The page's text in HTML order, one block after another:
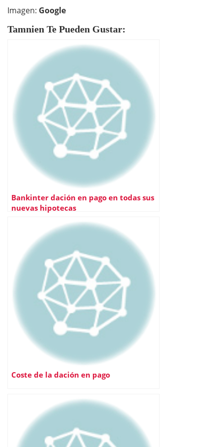
Imagen: Google
Tamnien Te Pueden Gustar:
Bankinter dación en pago en todas sus
nuevas hipotecas
Coste de la dación en pago